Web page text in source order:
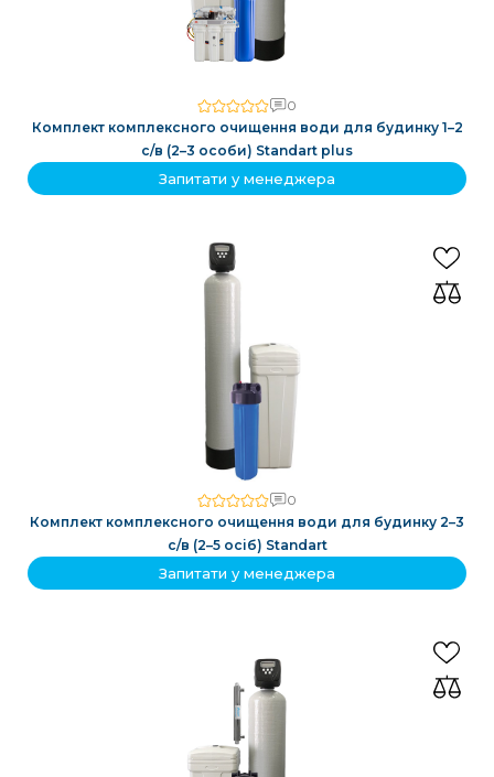
0
Комплект комплексного очищення води для будинку 1–2
с/в (2–3 особи) Standart plus
Запитати у менеджера
0
Комплект комплексного очищення води для будинку 2–3
с/в (2–5 осіб) Standart
Запитати у менеджера